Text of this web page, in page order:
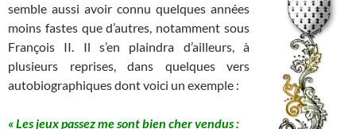
semble aussi avoir connu quelques années
moins fastes que d’autres, notamment sous
François II. Il s’en plaindra d’ailleurs, à
plusieurs reprises, dans quelques vers
autobiographiques dont voici un exemple :
« Les jeux passez me sont bien cher vendus :